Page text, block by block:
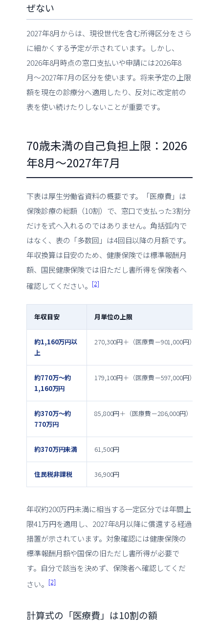
ぜない
2027年8月からは、現役世代を含む所得区分をさら
に細かくする予定が示されています。しかし、
2026年8月時点の窓口支払いや申請には2026年8
月〜2027年7月の区分を使います。将来予定の上限
額を現在の診療分へ適用したり、反対に改定前の
表を使い続けたりしないことが重要です。
70歳未満の自己負担上限：2026
年8月〜2027年7月
下表は厚生労働省資料の概要です。「医療費」は
保険診療の総額（10割）で、窓口で支払った3割分
だけを式へ入れるのではありません。角括弧内で
はなく、表の「多数回」は4回目以降の月額です。
年収換算は目安のため、健康保険では標準報酬月
額、国民健康保険では旧ただし書所得を保険者へ
確認してください。 [2]
年収目安 月単位の上限
約1,160万円以
上
270,300円＋（医療費－901,000円）×1％
約770万〜約
1,160万円
179,100円＋（医療費－597,000円）×1％
約370万〜約
770万円
85,800円＋（医療費－286,000円）×1％
約370万円未満 61,500円
住民税非課税 36,900円
年収約200万円未満に相当する一定区分では年間上
限41万円を適用し、2027年8月以降に償還する経過
措置が示されています。対象確認には健康保険の
標準報酬月額や国保の旧ただし書所得が必要で
す。自分で該当を決めず、保険者へ確認してくだ
さい。[2]
計算式の「医療費」は10割の額